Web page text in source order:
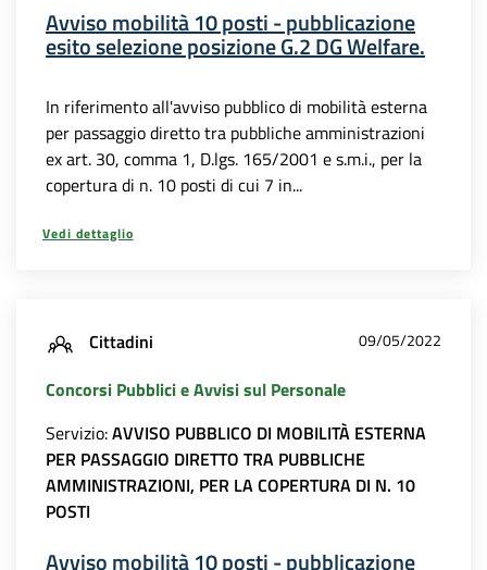
Avviso mobilità 10 posti - pubblicazione
esito selezione posizione G.2 DG Welfare.
In riferimento all'avviso pubblico di mobilità esterna
per passaggio diretto tra pubbliche amministrazioni
ex art. 30, comma 1, D.lgs. 165/2001 e s.m.i., per la
copertura di n. 10 posti di cui 7 in...
Vedi dettaglio
Cittadini 09/05/2022
Concorsi Pubblici e Avvisi sul Personale
Servizio:AVVISO PUBBLICO DI MOBILITÀ ESTERNA
PER PASSAGGIO DIRETTO TRA PUBBLICHE
AMMINISTRAZIONI, PER LA COPERTURA DI N. 10
POSTI
Avviso mobilità 10 posti - pubblicazione